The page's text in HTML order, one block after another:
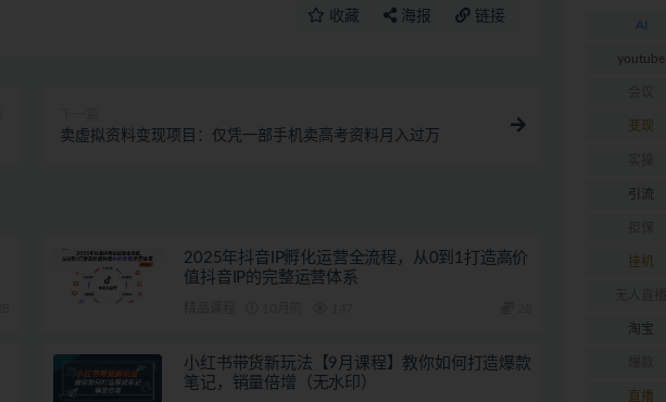
收藏 海报 链接
卖虚拟资料变现项目：仅凭一部手机卖高考资料月入过万
2025年抖音IP孵化运营全流程，从0到1打造高价
值抖音IP的完整运营体系
小红书带货新玩法【9月课程】教你如何打造爆款
笔记，销量倍增（无水印）
AI
youtube
变现
引流
挂机
淘宝
直播